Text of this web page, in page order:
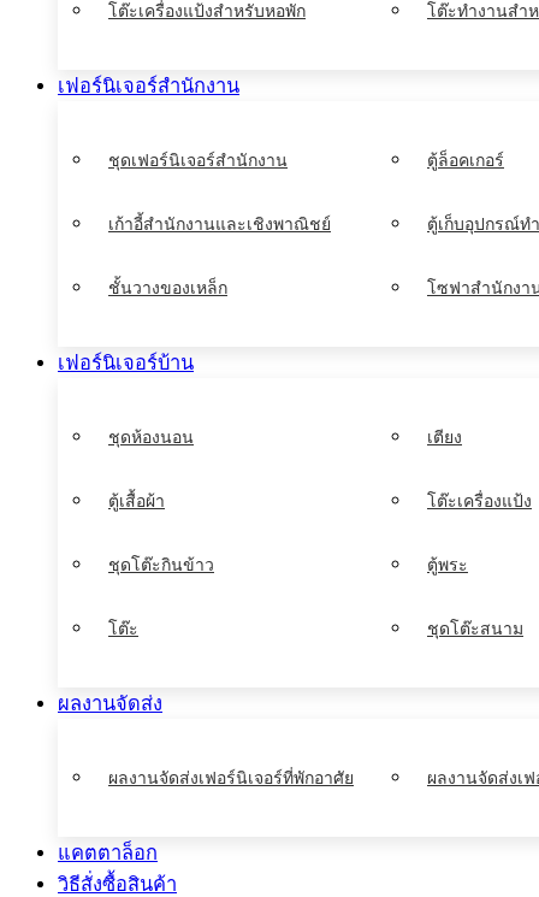
โต๊ะเครื่องแป้งสำหรับหอพัก โต๊ะทำงานสำ
เฟอร์นิเจอร์สำนักงาน
ชุดเฟอร์นิเจอร์สำนักงาน ตู้ล็อคเกอร์
เก้าอี้สำนักงานและเชิงพาณิชย์ ตู้เก็บอุปกรณ์ท
ชั้นวางของเหล็ก โซฟาสำนักงา
เฟอร์นิเจอร์บ้าน
ชุดห้องนอน เตียง
ตู้เสื้อผ้า โต๊ะเครื่องแป้ง
ชุดโต๊ะกินข้าว ตู้พระ
โต๊ะ ชุดโต๊ะสนาม
ผลงานจัดส่ง
ผลงานจัดส่งเฟอร์นิเจอร์ที่พักอาศัย ผลงานจัดส่งเ
แคตตาล็อก
วิธีสั่งซื้อสินค้า